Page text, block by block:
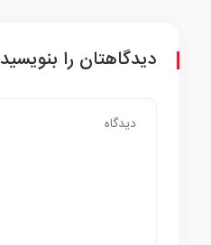
دیدگاهتان را بنویسید